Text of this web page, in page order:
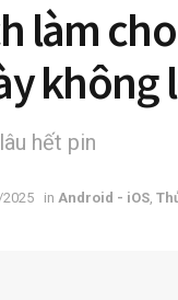
làm
không
hết pin
in Android - iOS